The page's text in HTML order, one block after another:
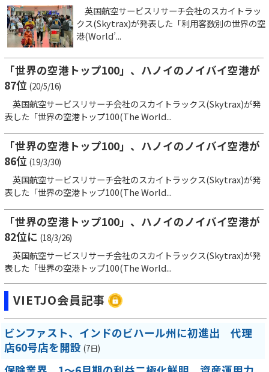
英国航空サービスリサーチ会社のスカイトラッ
クス(Skytrax)が発表した「利用客数別の世界の空
港(World’...
「世界の空港トップ100」、ハノイのノイバイ空港が
87位 (20/5/16)
英国航空サービスリサーチ会社のスカイトラックス(Skytrax)が発
表した「世界の空港トップ100(The World...
「世界の空港トップ100」、ハノイのノイバイ空港が
86位 (19/3/30)
英国航空サービスリサーチ会社のスカイトラックス(Skytrax)が発
表した「世界の空港トップ100(The World...
「世界の空港トップ100」、ハノイのノイバイ空港が
82位に (18/3/26)
英国航空サービスリサーチ会社のスカイトラックス(Skytrax)が発
表した「世界の空港トップ100(The World...
VIETJO会員記事
ビンファスト、インドのビハール州に初進出 代理
店60号店を開設 (7日)